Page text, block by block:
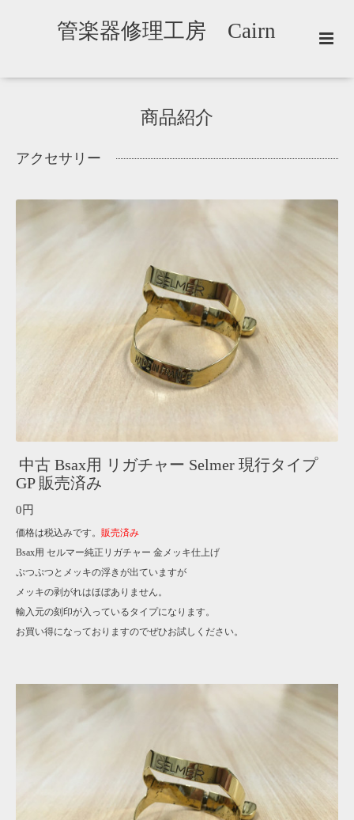
管楽器修理工房 Cairn
商品紹介
アクセサリー
中古 Bsax用 リガチャー Selmer 現行タイプ
GP 販売済み
0円
価格は税込みです。 販売済み
Bsax用 セルマー純正リガチャー 金メッキ仕上げ
ぷつぷつとメッキの浮きが出ていますが
メッキの剥がれはほぼありません。
輸入元の刻印が入っているタイプになります。
お買い得になっておりますのでぜひお試しください。